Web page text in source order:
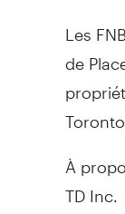
Les
de
À
TD Inc.